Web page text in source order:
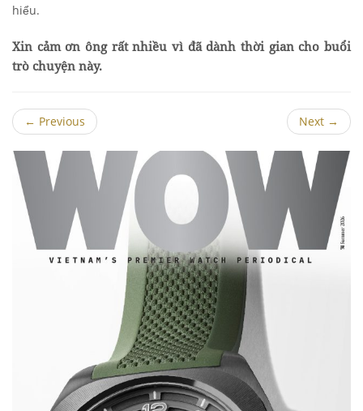
hiểu.
Xin cảm ơn ông rất nhiều vì đã dành thời gian cho buổi
trò chuyện này.
← Previous Next →